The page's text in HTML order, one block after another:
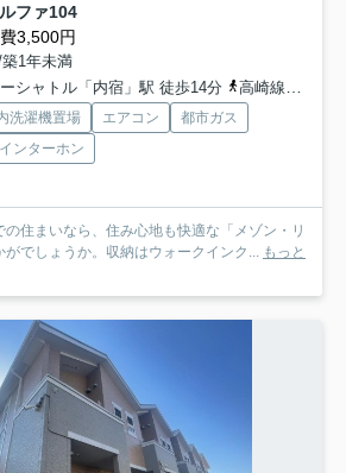
ファ104
3,500円
1年未満
シャトル「内宿」駅 徒歩14分
高崎線「上尾」駅 バス19分 「六道」 停歩9分
洗濯機置場 エアコン
都市ガス
ンターホン
住まいなら、住み心地も快適な「メゾン・リ
がでしょうか。収納はウォークインク... もっと